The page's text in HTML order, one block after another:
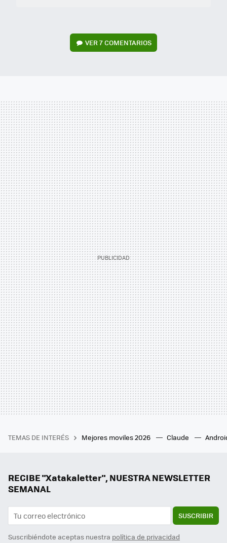
VER7 COMENTARIOS
TEMAS DE INTERÉS Mejores moviles 2026 Claude
RECIBE "Xatakaletter", NUESTRA NEWSLETTER
SEMANAL
SUSCRIBIR
Suscribiéndote aceptas nuestra política de privacidad